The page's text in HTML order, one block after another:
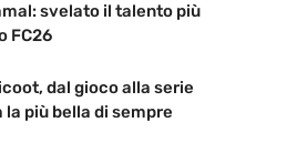
svelato il talento più
FC26
dal gioco alla serie
la più bella di sempre